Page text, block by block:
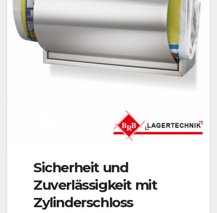
Sicherheit und
Zuverlässigkeit mit
Zylinderschloss